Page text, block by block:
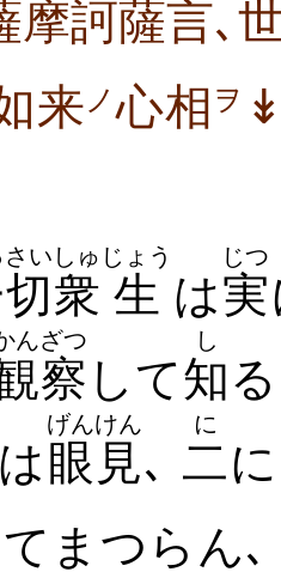
摩訶薩言､
来 ノ 心相 ヲ
い
衆
しゅ
生
じょう
は実
じつ
察
んざつ
して知
し
眼見
げんけん
､ 二
に
まつらん